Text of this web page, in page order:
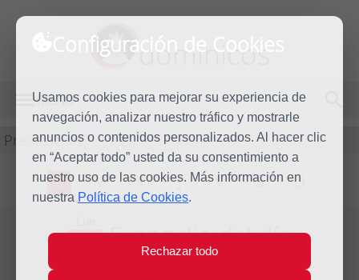
Configuración de Cookies
Usamos cookies para mejorar su experiencia de
navegación, analizar nuestro tráfico y mostrarle
anuncios o contenidos personalizados. Al hacer clic
en “Aceptar todo” usted da su consentimiento a
nuestro uso de las cookies. Más información en
nuestra Política de Cookies.
Rechazar todo
dominicos
MENÚ
Predicación
L M X J V S D
10 Evangelio del día